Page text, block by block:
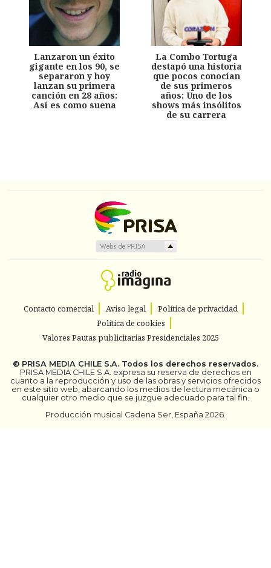
Lanzaron un éxito
gigante en los 90, se
separaron y hoy
lanzan su primera
canción en 28 años:
Así es como suena
La Combo Tortuga
destapó una historia
que pocos conocían
de sus primeros
años: Uno de los
shows más insólitos
de su carrera
Contacto comercial Aviso legal
Política de privacidad
Política de cookies
Valores Pautas publicitarias Presidenciales 2025
© PRISA MEDIA CHILE S.A. Todos los derechos reservados.
PRISA MEDIA CHILE S.A. expresa su reserva de derechos en
cuanto a la reproducción y uso de las obras y servicios ofrecidos
en este sitio web, abarcando los medios de lectura mecánica o
cualquier otro medio que se juzgue adecuado para tal fin.
Producción musical Cadena Ser, España 2026.